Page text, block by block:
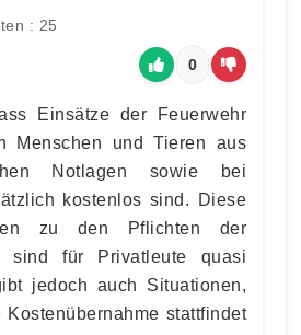
: 25
0
Einsätze der Feuerwehr
Menschen und Tieren aus
Notlagen sowie bei
kostenlos sind. Diese
zu den Pflichten der
sind für Privatleute quasi
jedoch auch Situationen,
stattfindet